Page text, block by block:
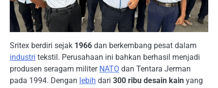
Sritex berdiri sejak 1966 dan berkembang pesat dalam
industri tekstil. Perusahaan ini bahkan berhasil menjadi
produsen seragam militer NATO dan Tentara Jerman
pada 1994. Dengan lebih dari 300 ribu desain kain yang